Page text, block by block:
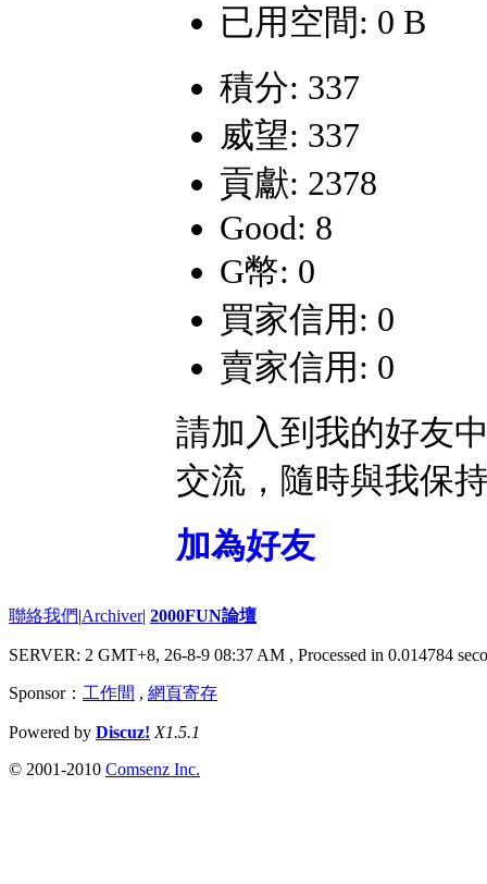
已用空間: 0 B
積分: 337
威望: 337
貢獻: 2378
Good: 8
G幣: 0
買家信用: 0
賣家信用: 0
請加入到我的好友
交流，隨時與我保
加為好友
聯絡我們|Archiver| 2000FUN論壇
SERVER: 2 GMT+8, 26-8-9 08:37 AM , Processed in 0.014784
Sponsor： 工作間 , 網頁寄存
Powered by Discuz! X1.5.1
© 2001-2010 Comsenz Inc.